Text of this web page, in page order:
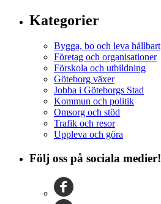
Kategorier
Bygga, bo och leva hållbart
Företag och organisationer
Förskola och utbildning
Göteborg växer
Jobba i Göteborgs Stad
Kommun och politik
Omsorg och stöd
Trafik och resor
Uppleva och göra
Följ oss på sociala medier!